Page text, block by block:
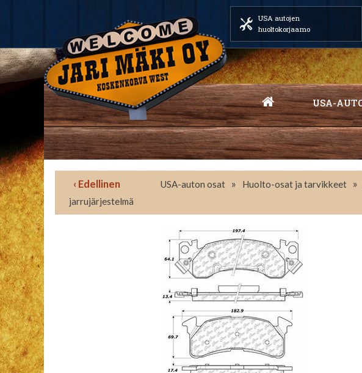
USA autojen
huoltokorjaamo
USA-
‹ Edellinen USA-auton osat » Huolto-osat ja tarvikkeet »
jarrujärjestelmä